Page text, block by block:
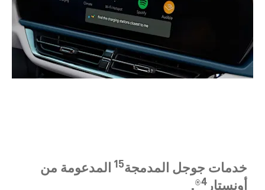
خدمات جوجل المدمجة15 المدعومة من
أونستار 4
®.